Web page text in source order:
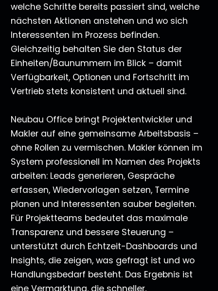
welche Schritte bereits passiert sind, welche
nächsten Aktionen anstehen und wo sich
Interessenten im Prozess befinden.
Gleichzeitig behalten Sie den Status der
Einheiten/Baunummern im Blick – damit
Verfügbarkeit, Optionen und Fortschritt im
Vertrieb stets konsistent und aktuell sind.
Neubau Office bringt Projektentwickler und
Makler auf eine gemeinsame Arbeitsbasis –
ohne Rollen zu vermischen. Makler können im
System professionell im Namen des Projekts
arbeiten: Leads generieren, Gespräche
erfassen, Wiedervorlagen setzen, Termine
planen und Interessenten sauber begleiten.
Für Projektteams bedeutet das maximale
Transparenz und bessere Steuerung –
unterstützt durch Echtzeit-Dashboards und
Insights, die zeigen, was gefragt ist und wo
Handlungsbedarf besteht. Das Ergebnis ist
eine Vermarktung, die schneller,